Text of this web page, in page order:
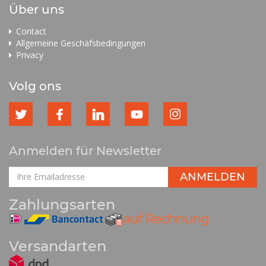
Über uns
Contact
Allgemeine Geschäfsbedingungen
Privacy
Volg ons
Anmelden für Newsletter
Zahlungsarten
Versandarten